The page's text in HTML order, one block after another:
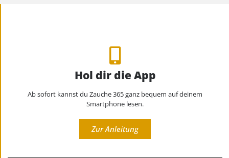
Hol dir die App
Ab sofort kannst du Zauche 365 ganz bequem auf deinem
Smartphone lesen.
Zur Anleitung